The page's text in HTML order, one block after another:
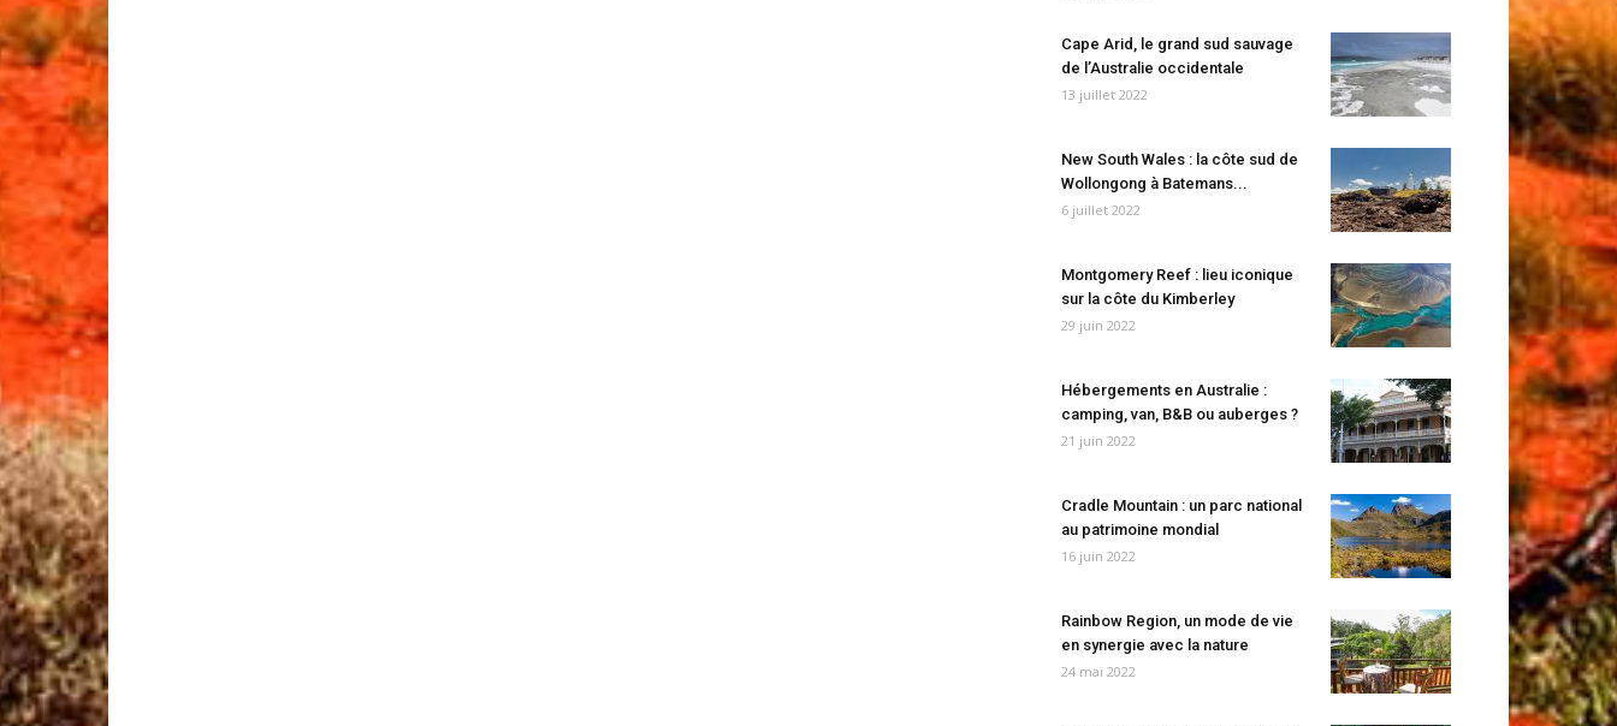
Cape Arid, le grand sud sauvage
de l’Australie occidentale
13 juillet 2022
New South Wales : la côte sud de
Wollongong à Batemans...
6 juillet 2022
Montgomery Reef : lieu iconique
sur la côte du Kimberley
29 juin 2022
Hébergements en Australie :
camping, van, B&B ou auberges ?
21 juin 2022
Cradle Mountain : un parc national
au patrimoine mondial
16 juin 2022
Rainbow Region, un mode de vie
en synergie avec la nature
24 mai 2022